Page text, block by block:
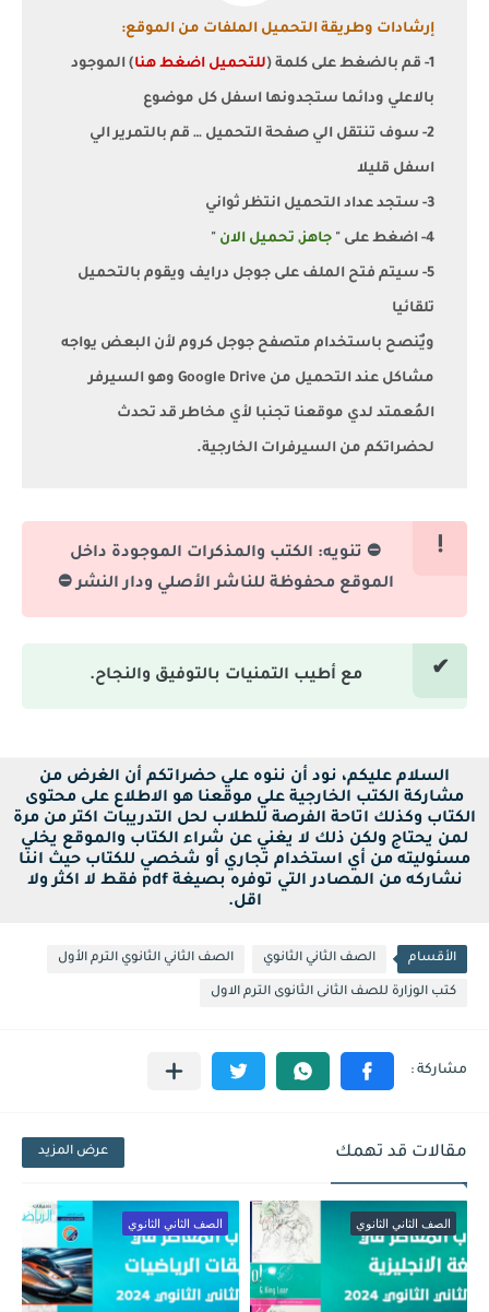
إرشادات وطريقة التحميل الملفات من الموقع:
1- قم بالضغط على كلمة ( للتحميل اضغط هنا) الموجود
بالاعلي ودائما ستجدونها اسفل كل موضوع
2- سوف تنتقل الي صفحة التحميل … قم بالتمرير الي
اسفل قليلا
3- ستجد عداد التحميل انتظر ثواني
4- اضغط على " جاهز, تحميل الان "
5- سيتم فتح الملف على جوجل درايف ويقوم بالتحميل
تلقائيا
ويٌنصح باستخدام متصفح جوجل كروم لأن البعض يواجه
مشاكل عند التحميل من Google Drive وهو السيرفر
المُعمتد لدي موقعنا تجنبا لأي مخاطر قد تحدث
لحضراتكم من السيرفرات الخارجية.
⛔ تنويه: الكتب والمذكرات الموجودة داخل
الموقع محفوظة للناشر الأصلي ودار النشر ⛔
مع أطيب التمنيات بالتوفيق والنجاح.
السلام عليكم، نود أن ننوه علي حضراتكم أن الغرض من
مشاركة الكتب الخارجية علي موقعنا هو الاطلاع على محتوى
الكتاب وكذلك اتاحة الفرصة للطلاب لحل التدريبات اكتر من مرة
لمن يحتاج ولكن ذلك لا يغني عن شراء الكتاب والموقع يخلي
مسئوليته من أي استخدام تجاري أو شخصي للكتاب حيث اننا
نشاركه من المصادر التي توفره بصيغة pdf فقط لا اكثر ولا
اقل.
الأقسام الصف الثاني الثانوي الصف الثاني الثانوي الترم الأول
كتب الوزارة للصف الثانى الثانوى الترم الاول
مقالات قد تهمك عرض المزيد
الصف الثاني الثانوي الصف الثاني الثانوي